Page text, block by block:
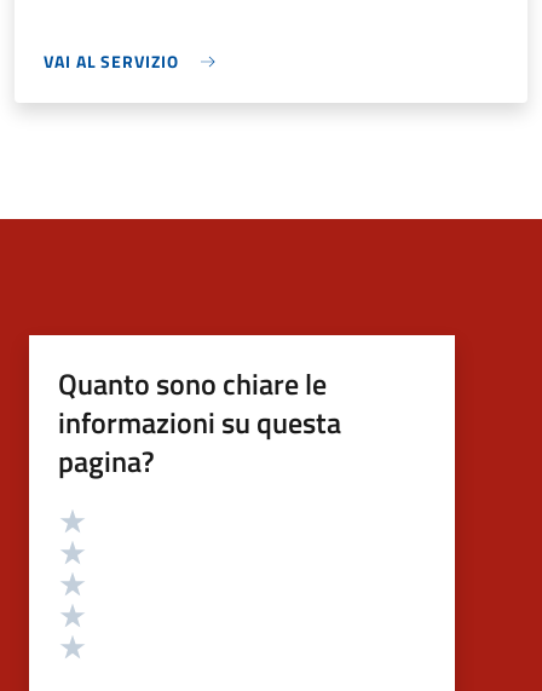
VAI AL SERVIZIO
Quanto sono chiare le
informazioni su questa
pagina?
Valutazione